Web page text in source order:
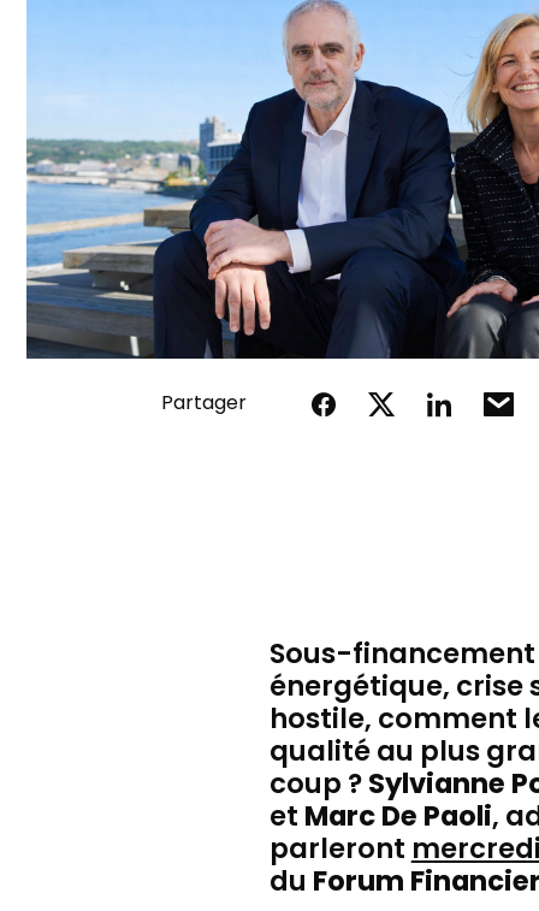
Partager
Sous-
énergétique, crise
hostile, comment
qualité au plus
coup ?Sylvianne
etMarc De Paoli,
parleront
du Forum